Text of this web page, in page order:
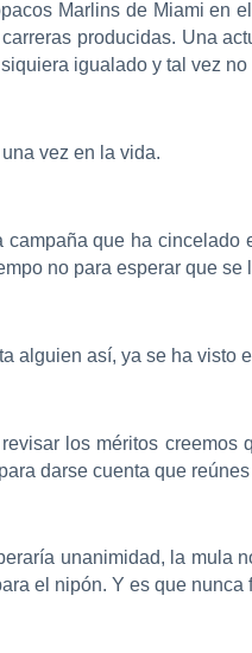
Marlins de Miami en
producidas. Una
igualado y tal vez
vez en la vida.
campaña que ha cincelado
no para esperar que
alguien así, ya se ha visto
los méritos
darse cuenta que
unanimidad, la mula
el nipón. Y es que nunca